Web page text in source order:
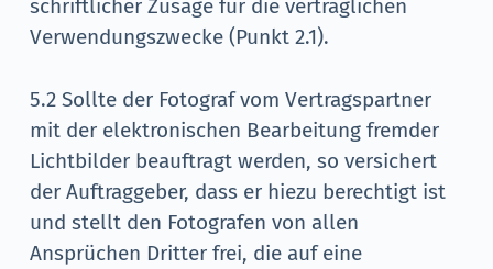
schriftlicher Zusage für die vertraglichen
Verwendungszwecke (Punkt 2.1).
5.2 Sollte der Fotograf vom Vertragspartner
mit der elektronischen Bearbeitung fremder
Lichtbilder beauftragt werden, so versichert
der Auftraggeber, dass er hiezu berechtigt ist
und stellt den Fotografen von allen
Ansprüchen Dritter frei, die auf eine